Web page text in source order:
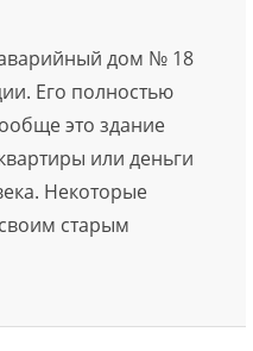
дом № 18
Его полностью
это здание
или деньги
Некоторые
старым